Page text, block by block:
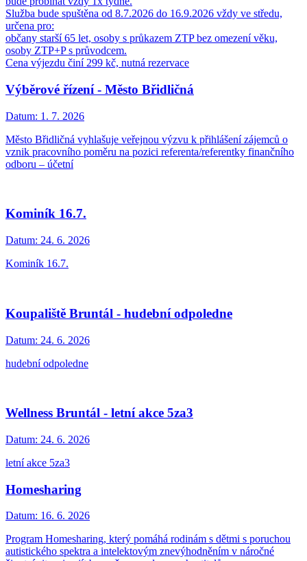
Služba bude spuštěna od 8.7.2026 do 16.9.2026 vždy ve středu,
určena pro:
občany starší 65 let, osoby s průkazem ZTP bez omezení věku,
osoby ZTP+P s průvodcem.
Cena výjezdu činí 299 kč, nutná rezervace
Výběrové řízení - Město Břidličná
Datum: 1. 7. 2026
Město Břidličná vyhlašuje veřejnou výzvu k přihlášení zájemců o
vznik pracovního poměru na pozici referenta/referentky finančního
odboru – účetní
Kominík 16.7.
Datum: 24. 6. 2026
Kominík 16.7.
Koupaliště Bruntál - hudební odpoledne
Datum: 24. 6. 2026
hudební odpoledne
Wellness Bruntál - letní akce 5za3
Datum: 24. 6. 2026
letní akce 5za3
Homesharing
Datum: 16. 6. 2026
Program Homesharing, který pomáhá rodinám s dětmi s poruchou
autistického spektra a intelektovým znevýhodněním v náročné